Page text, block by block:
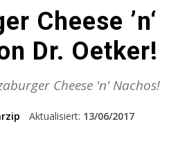
Cheese ’n‘
Dr. Oetker!
Cheese 'n' Nachos!
Aktualisiert: 13/06/2017